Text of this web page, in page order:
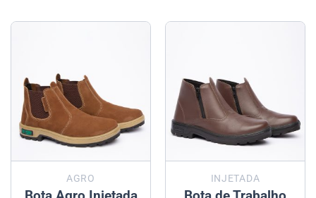
AGRO INJETADA